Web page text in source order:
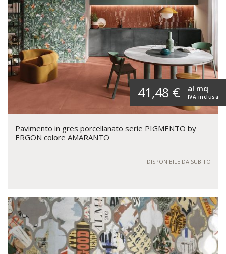
41,48 € IVA inclusa
al mq
Pavimento in gres porcellanato serie PIGMENTO by
ERGON colore AMARANTO
DISPONIBILE DA SUBITO